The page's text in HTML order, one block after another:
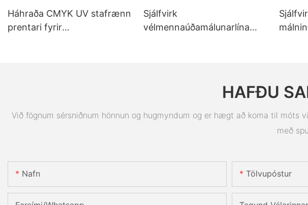
Háhraða CMYK UV stafrænn
prentari fyrir
Sjálfvirk
vélmennaúðamálunarlína
HAFÐU
Við fögnum sérsniðnum hönnun og hugmyndum og er hægt að koma til móts
með
Nafn Tölvupóstur